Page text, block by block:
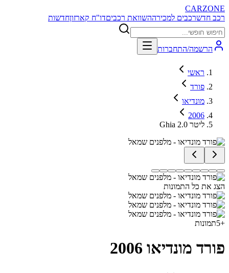
CARZONE
רכב חדשרכבים למכירההשוואת רכביםדו"ח קארזוןחדשות
הרשמה/התחברות
ראשי
פורד
מונדיאו
2006
Ghia 2.0 ליטר
הצג את כל התמונות
+
5תמונות
פורד מונדיאו 2006